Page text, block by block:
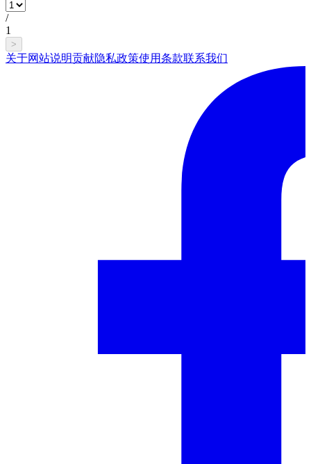
/
1
>
关于网站说明贡献隐私政策使用条款联系我们